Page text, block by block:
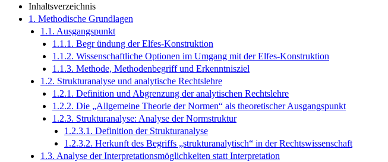
Inhaltsverzeichnis
1. Methodische Grundlagen
1.1. Ausgangspunkt
1.1.1. Begr ündung der Elfes-Konstruktion
1.1.2. Wissenschaftliche Optionen im Umgang mit der Elfes-Konstruktion
1.1.3. Methode, Methodenbegriff und Erkenntnisziel
1.2. Strukturanalyse und analytische Rechtslehre
1.2.1. Definition und Abgrenzung der analytischen Rechtslehre
1.2.2. Die „Allgemeine Theorie der Normen“ als theoretischer Ausgangspunkt
1.2.3. Strukturanalyse: Analyse der Normstruktur
1.2.3.1. Definition der Strukturanalyse
1.2.3.2. Herkunft des Begriffs „strukturanalytisch“ in der Rechtswissenschaft
1.3. Analyse der Interpretationsmöglichkeiten statt Interpretation